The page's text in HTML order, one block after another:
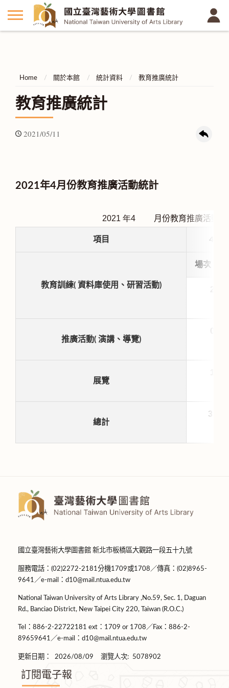
Home 關於本館 統計資料 教育推廣統計
教育推廣統計
2021/05/11
2021年4月份教育推廣活動統計
2021 年4 月份教育推廣活動統
項目 4月
教育訓練( 資料庫使用、研習活動)
場次
推廣活動( 演講、導覽)
展覽
總計
3
國立臺灣藝術大學圖書館 新北市板橋區大觀路一段五十九號
服務電話：(02)2272-2181分機1709或1708／傳真：(02)8965-
9641／e-mail：d10@mail.ntua.edu.tw
National Taiwan University of Arts Library ,No.59, Sec. 1, Daguan
Rd., Banciao District, New Taipei City 220, Taiwan (R.O.C.)
Tel：886-2-22722181 ext：1709 or 1708／Fax：886-2-
89659641／e-mail：d10@mail.ntua.edu.tw
更新日期： 2026/08/09 瀏覽人次: 5078902
訂閱電子報